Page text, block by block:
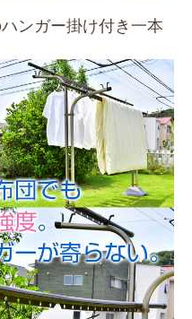
ンガー掛け付き一本